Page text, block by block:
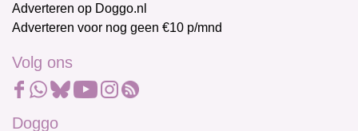
Adverteren op Doggo.nl
Adverteren voor nog geen €10 p/mnd
Volg ons
Doggo